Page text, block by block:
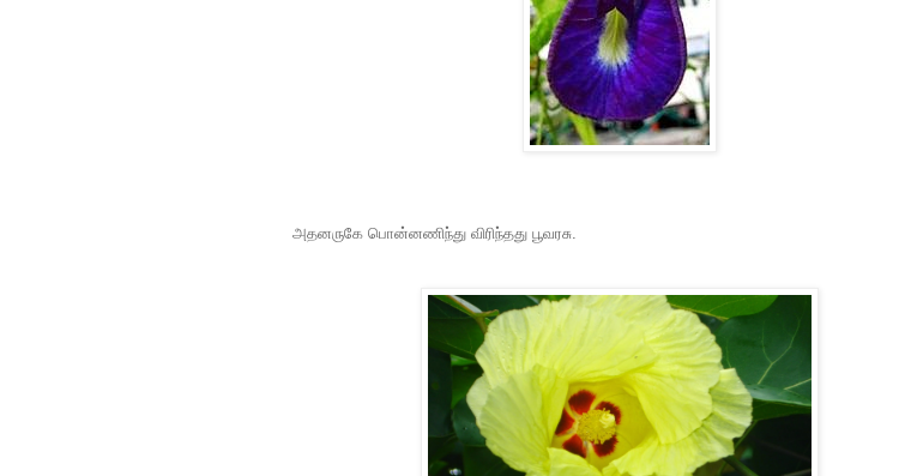
அதனருகே பொன்னணிந்து விரிந்தது பூவரசு.